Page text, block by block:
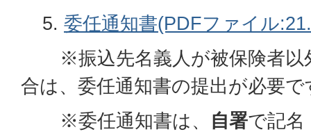
委任通知書(PDFファイル
※振込先名義人が被保険者以
合は、委任通知書の提出が必要で
※委任通知書は、 自署で記名